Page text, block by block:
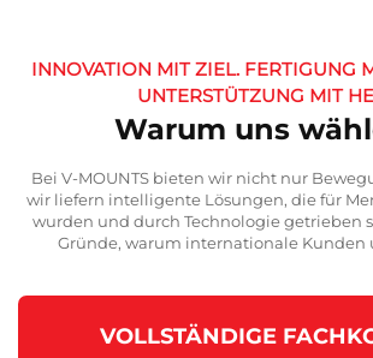
INNOVATION MIT ZIEL. FERTIGUNG
UNTERSTÜTZUNG MIT
Warum uns
Bei V-MOUNTS bieten wir nicht nur
wir liefern intelligente Lösungen, die für
wurden und durch Technologie getrieben
Gründe, warum internationale Kunden
VOLLSTÄNDIGE